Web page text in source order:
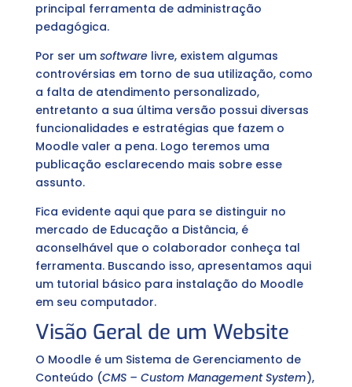
principal ferramenta de administração
pedagógica.
Por ser um softwarelivre, existem algumas
controvérsias em torno de sua utilização, como
a falta de atendimento personalizado,
entretanto a sua última versão possui diversas
funcionalidades e estratégias que fazem o
Moodle valer a pena. Logo teremos uma
publicação esclarecendo mais sobre esse
assunto.
Fica evidente aqui que para se distinguir no
mercado de Educação a Distância, é
aconselhável que o colaborador conheça tal
ferramenta. Buscando isso, apresentamos aqui
um tutorial básico para instalação do Moodle
em seu computador.
Visão Geral de um Website
O Moodle é um Sistema de Gerenciamento de
Conteúdo (CMS – Custom Management System),